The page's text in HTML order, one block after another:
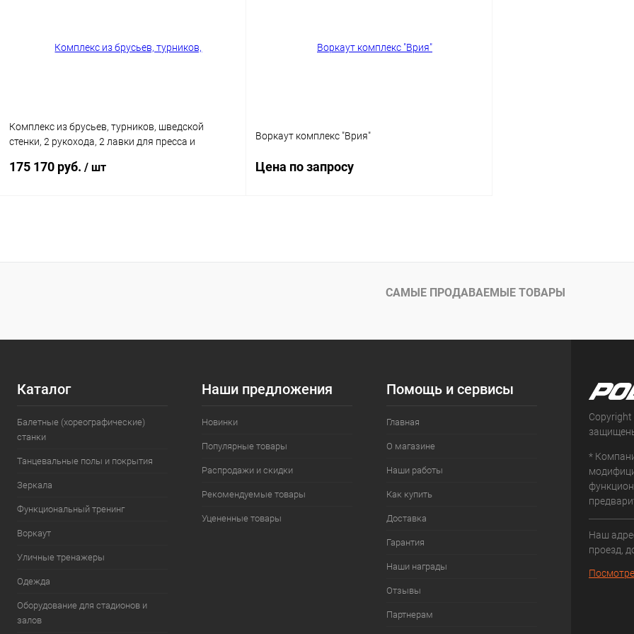
Комплекс из брусьев, турников, шведской
стенки, 2 рукохода, 2 лавки для пресса и
175 170 руб. / шт
Купить в 1 клик Сравнение
Воркаут комплекс "Врия"
Цена по запросу
Купить в 1 клик Сравнение
САМЫЕ ПРОДАВАЕМЫЕ ТОВАРЫ
Каталог
Балетные (хореографические)
станки
Танцевальные полы и покрытия
Зеркала
Функциональный тренинг
Воркаут
Уличные тренажеры
Одежда
Оборудование для стадионов и
залов
Наши предложения
Новинки
Популярные товары
Распродажи и скидки
Рекомендуемые товары
Уцененные товары
Помощь и сервисы
Главная
О магазине
Наши работы
Как купить
Доставка
Гарантия
Наши награды
Отзывы
Партнерам
*
Наш
проезд,